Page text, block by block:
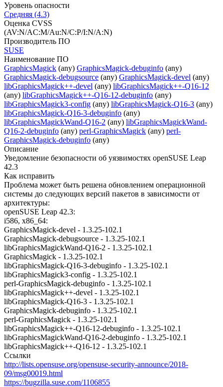
Уровень опасности
Средняя (4.3)
Оценка CVSS
(AV:N/AC:M/Au:N/C:P/I:N/A:N)
Производитель ПО
SUSE
Наименование ПО
GraphicsMagick (any) GraphicsMagick-debuginfo (any)
GraphicsMagick-debugsource (any) GraphicsMagick-devel (any)
libGraphicsMagick++-devel (any) libGraphicsMagick++-Q16-12
(any) libGraphicsMagick++-Q16-12-debuginfo (any)
libGraphicsMagick3-config (any) libGraphicsMagick-Q16-3 (any)
libGraphicsMagick-Q16-3-debuginfo (any)
libGraphicsMagickWand-Q16-2 (any) libGraphicsMagickWand-
Q16-2-debuginfo (any) perl-GraphicsMagick (any) perl-
GraphicsMagick-debuginfo (any)
Описание
Уведомление безопасности об уязвимостях openSUSE Leap
42.3
Как исправить
Проблема может быть решена обновлением операционной
системы до следующих версий пакетов в зависимости от
архитектуры:
openSUSE Leap 42.3:
i586, x86_64:
GraphicsMagick-devel - 1.3.25-102.1
GraphicsMagick-debugsource - 1.3.25-102.1
libGraphicsMagickWand-Q16-2 - 1.3.25-102.1
GraphicsMagick - 1.3.25-102.1
libGraphicsMagick-Q16-3-debuginfo - 1.3.25-102.1
libGraphicsMagick3-config - 1.3.25-102.1
perl-GraphicsMagick-debuginfo - 1.3.25-102.1
libGraphicsMagick++-devel - 1.3.25-102.1
libGraphicsMagick-Q16-3 - 1.3.25-102.1
GraphicsMagick-debuginfo - 1.3.25-102.1
perl-GraphicsMagick - 1.3.25-102.1
libGraphicsMagick++-Q16-12-debuginfo - 1.3.25-102.1
libGraphicsMagickWand-Q16-2-debuginfo - 1.3.25-102.1
libGraphicsMagick++-Q16-12 - 1.3.25-102.1
Ссылки
http://lists.opensuse.org/opensuse-security-announce/2018-
09/msg00019.html
https://bugzilla.suse.com/1106855